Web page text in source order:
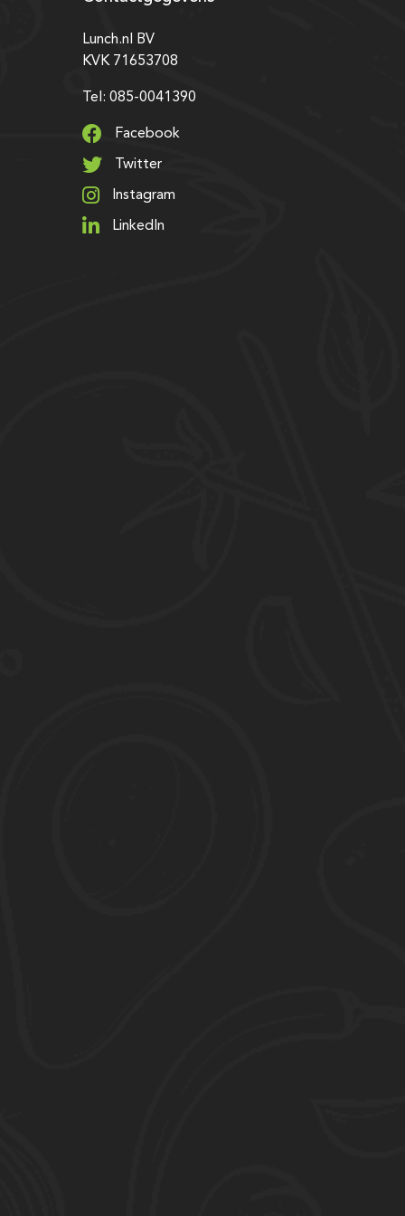
Lunch.nl BV
KVK 71653708
Tel: 085-0041390
Facebook
Twitter
Instagram
LinkedIn